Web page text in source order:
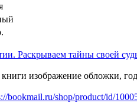
Раскрываем тайны своей
изображение обложки,
bookmail.ru/shop/product/id/